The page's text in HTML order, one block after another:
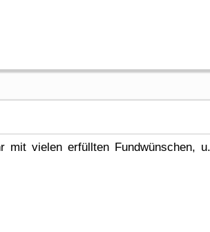
vielen erfüllten Fundwünschen,